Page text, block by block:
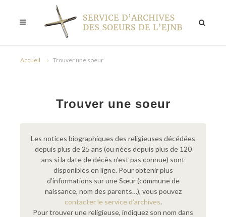
Accueil Trouver une soeur
Trouver une soeur
Les notices biographiques des religieuses décédées
depuis plus de 25 ans (ou nées depuis plus de 120
ans si la date de décès n’est pas connue) sont
disponibles en ligne. Pour obtenir plus
d’informations sur une Sœur (commune de
naissance, nom des parents…), vous pouvez
contacter le service d’archives.
Pour trouver une religieuse, indiquez son nom dans